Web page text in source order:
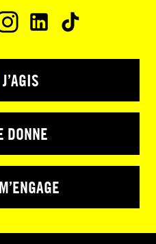
J’AGIS
DONNE